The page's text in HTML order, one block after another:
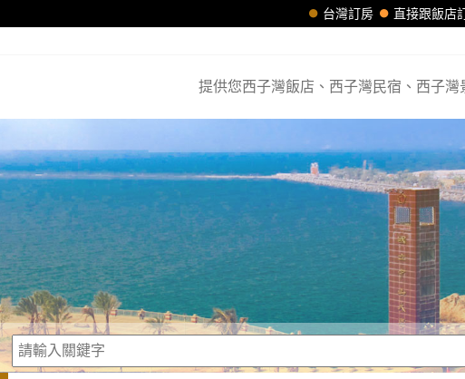
直接跟飯店
台灣訂房
提供您西子灣飯店、西子灣民宿、西子